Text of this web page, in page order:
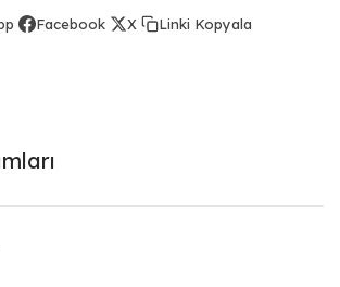
Facebook X Linki Kopyala